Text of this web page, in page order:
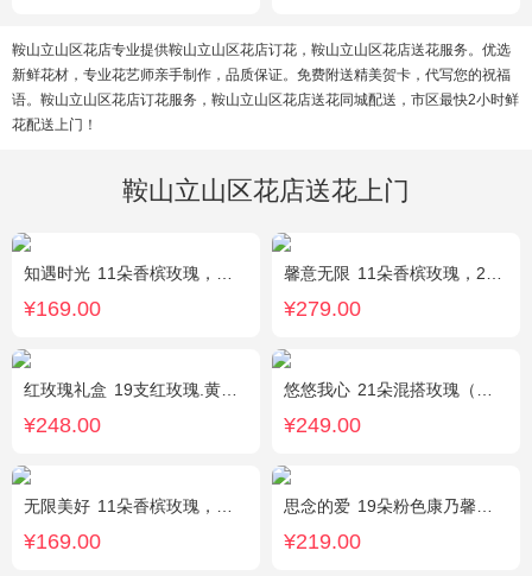
鞍山立山区花店专业提供鞍山立山区花店订花，鞍山立山区花店送花服务。优选
新鲜花材，专业花艺师亲手制作，品质保证。免费附送精美贺卡，代写您的祝福
语。鞍山立山区花店订花服务，鞍山立山区花店送花同城配送，市区最快2小时鲜
花配送上门！
鞍山立山区花店送花上门
知遇时光 11朵香槟玫瑰，白桔梗、尤加利、满天星间插
¥169.00
馨意无限 11朵香槟玫瑰，2枝多头白色百合，白色洋桔梗、绿叶
¥279.00
红玫瑰礼盒 19支红玫瑰.黄英配花
¥248.00
悠悠我心 21朵混搭玫瑰（粉玫瑰+紫玫瑰），绿叶搭配
¥249.00
无限美好 11朵香槟玫瑰，桔梗、小花、绿叶搭配
¥169.00
思念的爱 19朵粉色康乃馨，尤加利搭配
¥219.00